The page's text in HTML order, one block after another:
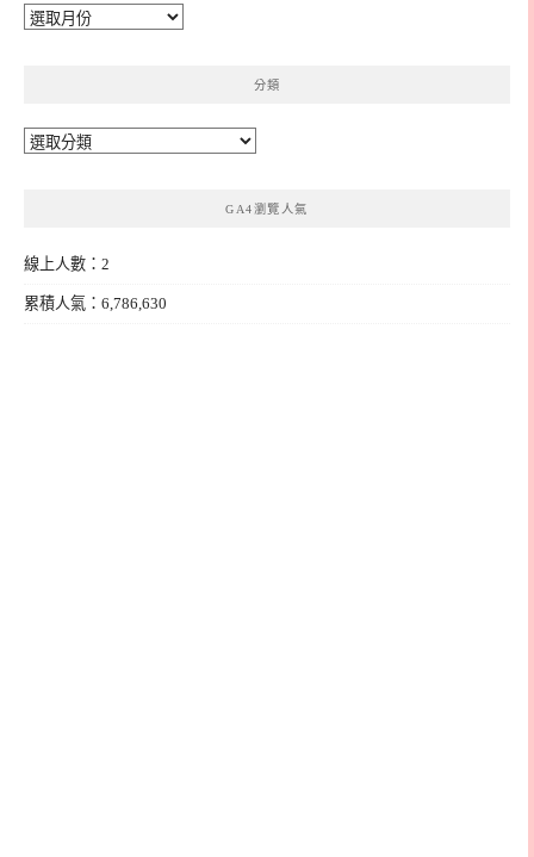
彙
分類
分
GA4瀏覽人氣
線上人數：2
累積人氣：6,786,630